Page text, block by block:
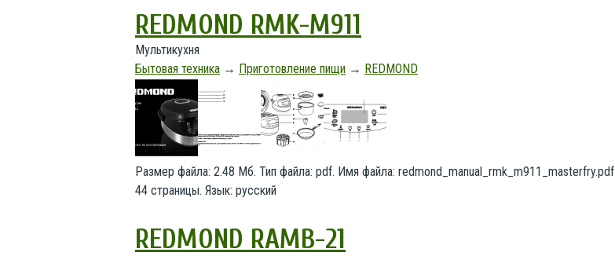
REDMOND RMK-M911
Мультикухня
Бытовая техника → Приготовление пищи → REDMOND
Размер файла: 2.48 Мб. Тип файла: pdf. Имя файла: redmond_manual_rmk_m911_masterfry.pdf
44 страницы. Язык: русский
REDMOND RAMB-21